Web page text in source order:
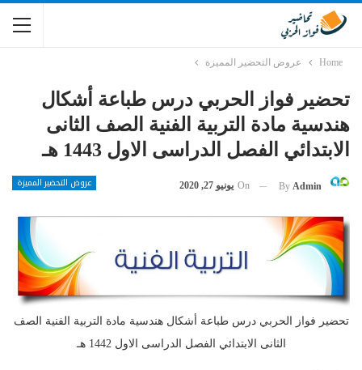
Home عروض التحضير المميزة
تحضير فواز الحربي درس طباعة أشكال
هندسية مادة التربية الفنية الصف الثانى
الابتدائي الفصل الدراسى الاول 1443 هـ
عروض التحضير المميزة By Admin
On يونيو 27, 2020
تحضير فواز الحربي درس طباعة أشكال هندسية مادة التربية الفنية الصف
الثانى الابتدائي الفصل الدراسى الاول 1442 هـ